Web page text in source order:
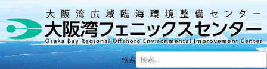
検索